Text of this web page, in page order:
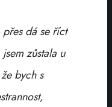
dá se říct
zůstala u
bych s